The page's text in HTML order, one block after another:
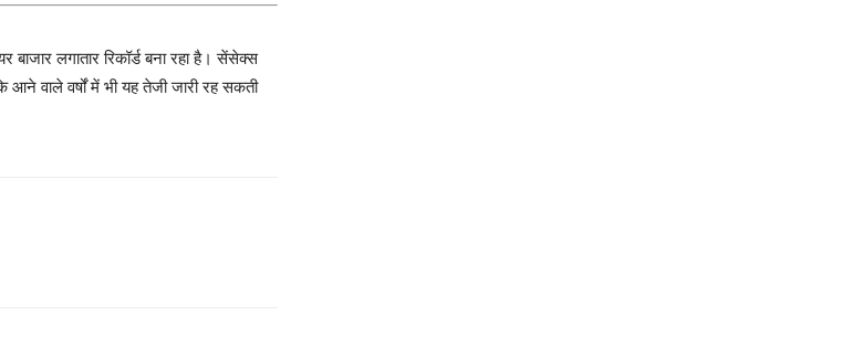
लगातार रिकॉर्ड बना रहा है। सेंसेक्स
वाले वर्षों में भी यह तेजी जारी रह सकती